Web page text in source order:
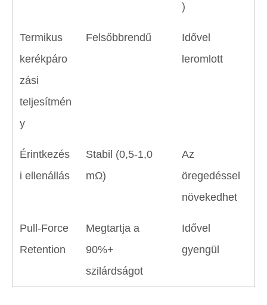
)
Termikus
kerékpáro
zási
teljesítmén
y
Felsőbbrendű
Idővel
leromlott
Érintkezés
i ellenállás
Stabil (0,5-1,0
mΩ)
Az
öregedéssel
növekedhet
Pull-Force
Retention
Megtartja a
90%+
szilárdságot
Idővel
gyengül